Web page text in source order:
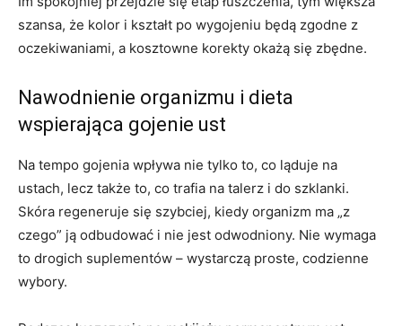
szansa, że kolor i kształt po wygojeniu będą zgodne z
oczekiwaniami, a kosztowne korekty okażą się zbędne.
Nawodnienie organizmu i dieta
wspierająca gojenie ust
Na tempo gojenia wpływa nie tylko to, co ląduje na
ustach, lecz także to, co trafia na talerz i do szklanki.
Skóra regeneruje się szybciej, kiedy organizm ma „z
czego” ją odbudować i nie jest odwodniony. Nie wymaga
to drogich suplementów – wystarczą proste, codzienne
wybory.